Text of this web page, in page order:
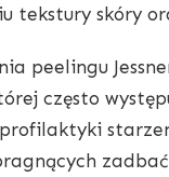
tekstury skóry
peelingu
często